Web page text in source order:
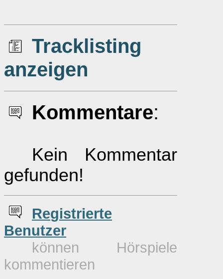
Tracklisting
anzeigen
Kommentare:
Kein Kommentar
gefunden!
Registrierte
Benutzer
können Hörspiele
kommentieren